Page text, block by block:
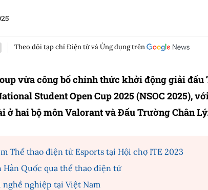
Theo dõi tạp chí Điện tử và Ứng dụng trên
vừa công bố chính thức khởi động giải đấu
Student Open Cup 2025 (NSOC 2025),
ở hai bộ môn Valorant và Đấu Trường Chân
Thể thao điện tử Esports tại Hội chợ ITE 2023
Hàn Quốc qua thể thao điện tử
nghề nghiệp tại Việt Nam